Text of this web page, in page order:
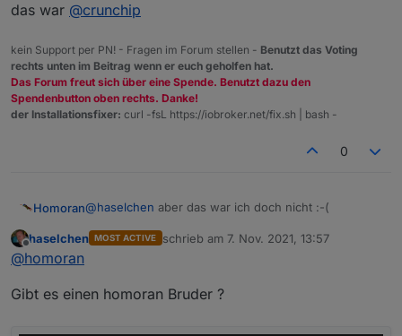
gen-zu-datenpunkten
das war @crunchip
kein Support per PN! - Fragen im Forum stellen - Benutzt das Voting
rechts unten im Beitrag wenn er euch geholfen hat.
Das Forum freut sich über eine Spende. Benutzt dazu den
Spendenbutton oben rechts. Danke!
der Installationsfixer: curl -fsL https://iobroker.net/fix.sh | bash -
0
Homoran@haselchen aber das war ich doch nicht :-(
das war@crunchip
Offline
haselchen MOST ACTIVE schrieb am 7. Nov. 2021, 13:57
zuletzt editiert von
@homoran
Gibt es einen homoran Bruder ?